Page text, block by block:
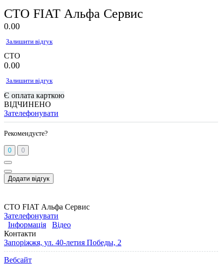
СТО FIAT Альфа Сервис
0.00
Залишити відгук
СТО
0.00
Залишити відгук
Є оплата карткою
ВІДЧИНЕНО
Зателефонувати
Рекомендуєте?
0 0
Додати відгук
СТО FIAT Альфа Сервис
Зателефонувати
Інформація
Відео
Контакти
Запоріжжя, ул. 40-летия Победы, 2
Вебсайт